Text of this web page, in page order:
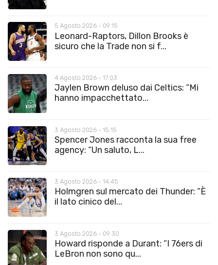
5 Agosto 2026 - 09:15
Leonard-Raptors, Dillon Brooks è
sicuro che la Trade non si f...
4 Agosto 2026 - 17:03
Jaylen Brown deluso dai Celtics: “Mi
hanno impacchettato...
3 Agosto 2026 - 15:15
Spencer Jones racconta la sua free
agency: “Un saluto, L...
3 Agosto 2026 - 14:45
Holmgren sul mercato dei Thunder: “È
il lato cinico del...
3 Agosto 2026 - 09:30
Howard risponde a Durant: “I 76ers di
LeBron non sono qu...